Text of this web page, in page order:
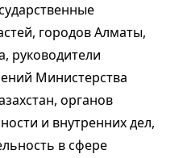
городов Алматы,
руководители
Министерства
органов
и внутренних дел,
в сфере